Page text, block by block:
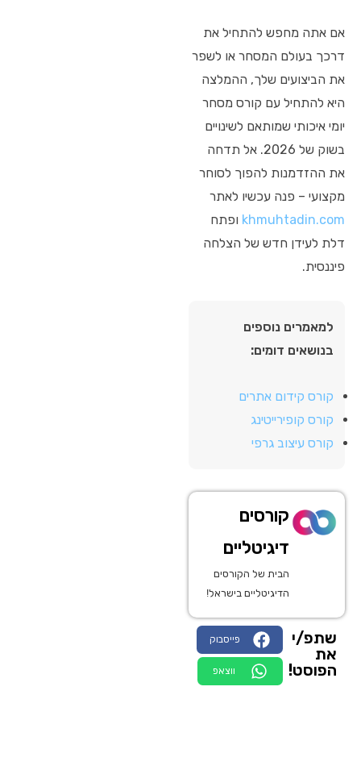
אם אתה מחפש להתחיל את
דרכך בעולם המסחר או לשפר
את הביצועים שלך, ההמלצה
היא להתחיל עם קורס מסחר
יומי איכותי שמותאם לשינויים
בשוק של 2026. אל תדחה
את ההזדמנות להפוך לסוחר
מקצועי – פנה עכשיו לאתר
khmuhtadin.com ופתח
דלת לעידן חדש של הצלחה
פיננסית.
למאמרים נוספים
בנושאים דומים:
קורס קידום אתרים
קורס קופירייטינג
קורס עיצוב גרפי
קורסים
דיגיטליים
הבית של הקורסים
הדיגיטליים בישראל!
שתפ/י
את
הפוסט!
פייסבוק
ווצאפ